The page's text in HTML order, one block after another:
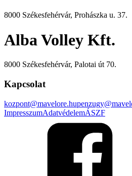
8000 Székesfehérvár, Prohászka u. 37.
Alba Volley Kft.
8000 Székesfehérvár, Palotai út 70.
Kapcsolat
kozpont@mavelore.hu
ImpresszumAdatvédelemÁSZF